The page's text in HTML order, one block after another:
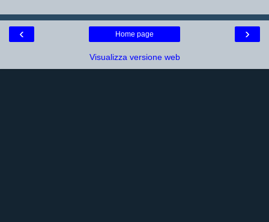
‹ ›
Home page
Visualizza versione web